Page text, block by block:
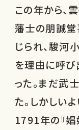
この年から、
藩士の朋誠
じられ、駿
を理由に呼び
った。まだ武
た。しかしい
1791年の『娼